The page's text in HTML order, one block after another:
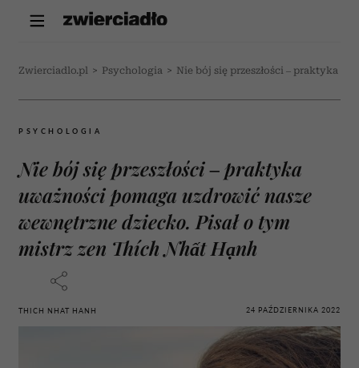
Zwierciadlo.pl > Psychologia > Nie bój się przeszłości – praktyka
PSYCHOLOGIA
Nie bój się przeszłości – praktyka
uważności pomaga uzdrowić nasze
wewnętrzne dziecko. Pisał o tym
mistrz zen Thích Nhất Hạnh
THICH NHAT HANH 24 PAŹDZIERNIKA 2022